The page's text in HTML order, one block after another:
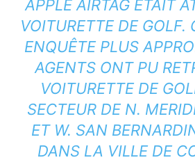
APPLE AIRTAG ÉTAIT
VOITURETTE DE GOLF.
ENQUÊTE PLUS
AGENTS ONT PU
VOITURETTE DE
SECTEUR DE N.
ET W. SAN
DANS LA VILLE DE